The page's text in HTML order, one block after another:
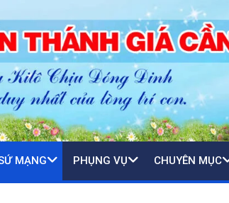
MẠNG PHỤNG VỤ CHUYÊN MỤC